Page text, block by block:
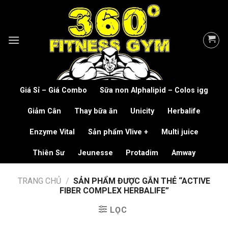
Giá Sỉ – Giá Combo Sữa non Alphalipid – Colos igg
Giảm Cân Thay bữa ăn Unicity Herbalife
Enzyme Vital Sản phẩm Vlive + Multi juice
Thiên Sư Jeunesse Protadim Amway
TRANG CHỦ / SẢN PHẨM ĐƯỢC GẮN THẺ “ACTIVE
FIBER COMPLEX HERBALIFE”
LỌC